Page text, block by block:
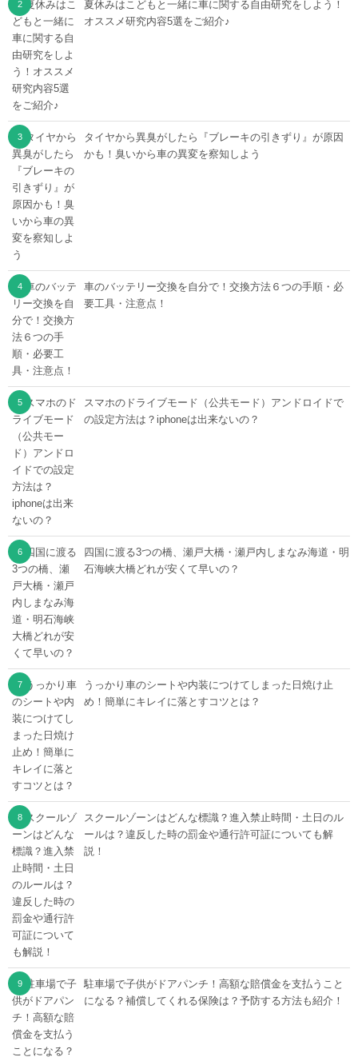
夏休みはこどもと一緒に車に関する自由研究をしよう！
オススメ研究内容5選をご紹介♪
タイヤから異臭がしたら『ブレーキの引きずり』が原因
かも！臭いから車の異変を察知しよう
車のバッテリー交換を自分で！交換方法６つの手順・必
要工具・注意点！
スマホのドライブモード（公共モード）アンドロイドで
の設定方法は？iphoneは出来ないの？
四国に渡る3つの橋、瀬戸大橋・瀬戸内しまなみ海道・明
石海峡大橋どれが安くて早いの？
うっかり車のシートや内装につけてしまった日焼け止
め！簡単にキレイに落とすコツとは？
スクールゾーンはどんな標識？進入禁止時間・土日のル
ールは？違反した時の罰金や通行許可証についても解
説！
駐車場で子供がドアパンチ！高額な賠償金を支払うこと
になる？補償してくれる保険は？予防する方法も紹介！